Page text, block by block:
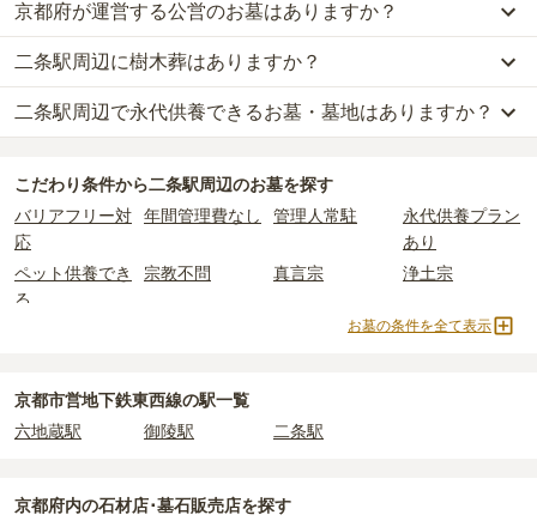
一般墓を建てる場合は、「永代使用料（土地代）」と「墓石代」の
2つが主な費用となります。
二条駅周辺の一般墓の永代使用料の平均は
京都
材によって変わります。
使用料のみかかります。
なお、お墓によっては以下の費用が別途かかる場合があります。
・
：お墓を新しく建てた際に行う儀式のための費
用。僧侶に渡すお布施がかかります。
・
正確な費用は、区画や石材の選び方によって大きく変わるため、見
必ず確認することをおすすめします。
二条駅周辺で一番安価なお墓は、浄篤院 の永代供養墓
か
らお求めいただけます。
一般的に最も費用を抑えられるのは、他の方のご遺骨と一緒に埋葬
する「合祀墓（ごうしぼ）」と呼ばれるタイプです。個別のお墓に
比べて省スペースで管理の手間がかからないため、費用が安く設定
価格の目安は、1名あたり5万円〜30万円程度です。
二条駅周辺で安価なお墓を探したい場合は、価格の安い順で並び替
えてお墓を探すのがおすすめです。
京都府が運営する公営のお墓はありますか？
二条駅周辺には、公営の霊園の掲載がありません。
一方で、京都府内には、県または市区町村が運営する公営の霊園が
24件あります。
れているケースがほとんどです。
主な条件として、遺骨がすでにある、該当の市区町村に一定年数以
上住んでいるなどが挙げられます。
条件を満たさない場合は、申し込み自体ができないことも多いた
め、事前の確認が重要です。
契約条件の詳細は、各霊園のページをご確認いただくか、資料請求
二条駅周辺に樹木葬はありますか？
二条駅周辺には、3件の樹木葬があります。
詳しくは、二条駅周辺の樹木葬の一覧をご覧ください。
二条駅周辺で永代供養できるお墓・墓地はありますか？
詳しくは、二条駅周辺の永代供養の一覧をご覧ください。
こだわり条件から二条駅周辺のお墓を探す
バリアフリー対
応
年間管理費なし 管理人常駐
永代供養プラン
あり
ペット供養でき
る
宗教不問 真言宗 浄土宗
1人用区画あり
お墓の条件を全て表示
京都市営地下鉄東西線の駅一覧
六地蔵駅
御陵駅 二条駅
京都府内の石材店･墓石販売店を探す